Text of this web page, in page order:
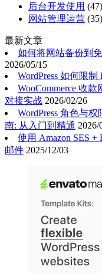
后台开发使用 (47)
网站管理运营 (35)
最新文章
如何将网站备份到
2026/05/15
WordPress 如何限
WooCommerce 收
对接实战 2026/02/26
WordPress 角色与
南: 从入门到精通 2026/
使用 Amazon SES +
邮件 2025/12/03